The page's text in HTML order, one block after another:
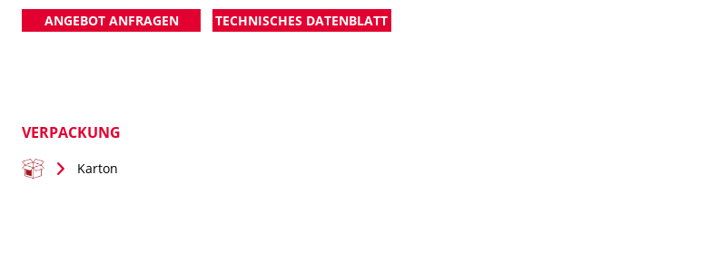
COTTO-GRES-KLINKER RIMUOVI SALNITRO FORTE
ANGEBOT ANFRAGEN TECHNISCHES DATENBLATT
VERPACKUNG
Karton